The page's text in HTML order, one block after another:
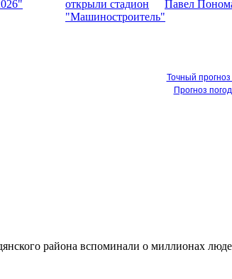
Точный
Прогноз
района вспоминали о миллионах